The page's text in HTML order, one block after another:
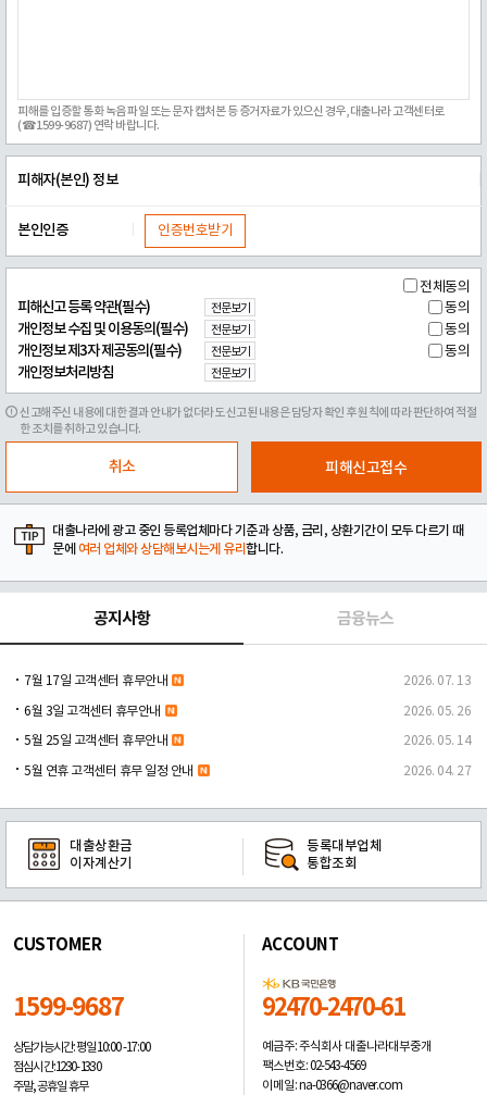
피해를 입증할 통화 녹음 파일 또는 문자 캡처본 등 증거자료가 있으신 경우, 대출나라 고객센터로
(☎1599-9687) 연락 바랍니다.
피해자(본인) 정보
본인인증 인증번호받기
전체동의
피해신고 등록 약관(필수) 전문보기 동의
개인정보 수집 및 이용동의(필수) 전문보기 동의
개인정보 제3자 제공동의(필수) 전문보기 동의
개인정보처리방침 전문보기
신고해주신 내용에 대한 결과 안내가 없더라도 신고된 내용은 담당자 확인 후 원칙에 따라 판단하여 적절
한 조치를 취하고 있습니다.
취소
대출나라에 광고 중인 등록업체마다 기준과 상품, 금리, 상환기간이 모두 다르기 때
문에 여러 업체와 상담해보시는게 유리합니다.
공지사항 금융뉴스
7월 17일 고객센터 휴무안내 2026. 07. 13
6월 3일 고객센터 휴무안내 2026. 05. 26
5월 25일 고객센터 휴무안내 2026. 05. 14
5월 연휴 고객센터 휴무 일정 안내 2026. 04. 27
대출상환금
이자계산기
등록대부업체
통합조회
CUSTOMER
1599-9687
상담가능시간: 평일10:00 -17:00
점심시간: 12:30 - 13:30
주말, 공휴일 휴무
ACCOUNT
92470-2470-61
예금주: 주식회사 대출나라대부중개
팩스번호: 02-543-4569
이메일: na-0366@naver.com